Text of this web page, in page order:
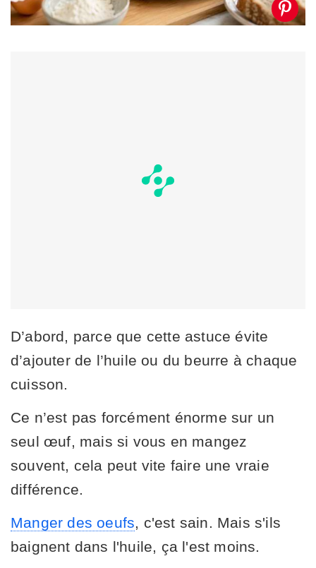
D’abord, parce que cette astuce évite
d’ajouter de l’huile ou du beurre à chaque
cuisson.
Ce n’est pas forcément énorme sur un
seul œuf, mais si vous en mangez
souvent, cela peut vite faire une vraie
différence.
Manger des oeufs , c'est sain. Mais s'ils
baignent dans l'huile, ça l'est moins.